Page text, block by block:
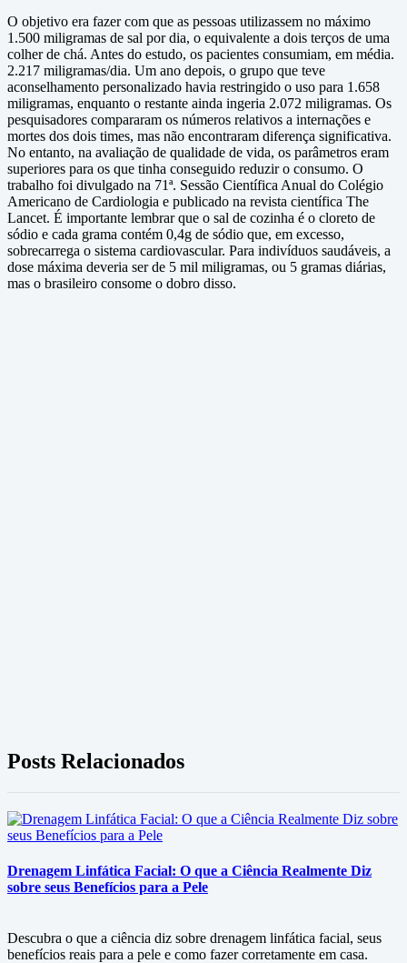
O objetivo era fazer com que as pessoas utilizassem no máximo
1.500 miligramas de sal por dia, o equivalente a dois terços de uma
colher de chá. Antes do estudo, os pacientes consumiam, em média.
2.217 miligramas/dia. Um ano depois, o grupo que teve
aconselhamento personalizado havia restringido o uso para 1.658
miligramas, enquanto o restante ainda ingeria 2.072 miligramas. Os
pesquisadores compararam os números relativos a internações e
mortes dos dois times, mas não encontraram diferença significativa.
No entanto, na avaliação de qualidade de vida, os parâmetros eram
superiores para os que tinha conseguido reduzir o consumo. O
trabalho foi divulgado na 71ª. Sessão Científica Anual do Colégio
Americano de Cardiologia e publicado na revista científica The
Lancet. É importante lembrar que o sal de cozinha é o cloreto de
sódio e cada grama contém 0,4g de sódio que, em excesso,
sobrecarrega o sistema cardiovascular. Para indivíduos saudáveis, a
dose máxima deveria ser de 5 mil miligramas, ou 5 gramas diárias,
mas o brasileiro consome o dobro disso.
Posts Relacionados
Drenagem Linfática Facial: O que a Ciência Realmente Diz
sobre seus Benefícios para a Pele
Descubra o que a ciência diz sobre drenagem linfática facial, seus
benefícios reais para a pele e como fazer corretamente em casa.